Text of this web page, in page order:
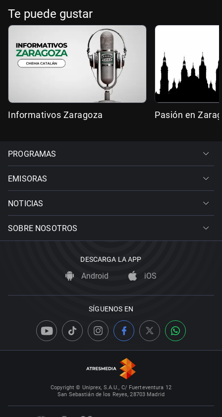
Te puede gustar
Informativos Zaragoza Pasión en
PROGRAMAS
EMISORAS
NOTICIAS
SOBRE NOSOTROS
DESCARGA LA APP
Android iOS
SÍGUENOS EN
Copyright © Uniprex, S.A.U., C/ Fuerteventura 12
San Sebastián de los Reyes, 28703 Madrid